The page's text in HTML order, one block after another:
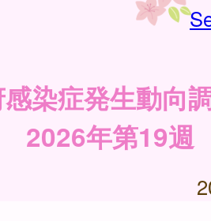
染症発生動向
2026年第19週